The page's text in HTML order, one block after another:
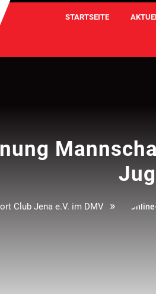
STARTSEITE
Club Jena e.V. im DMV»